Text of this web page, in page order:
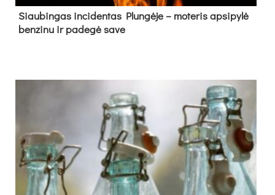
Siau­bin­gas in­ci­den­tas Plun­gė­je – mo­te­ris ap­si­py­lė
ben­zi­nu ir pa­de­gė sa­ve